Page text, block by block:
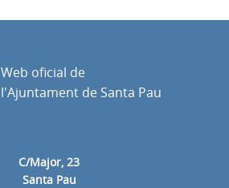
C/Major, 23
Santa Pau
Web oficial de
l'Ajuntament de Santa Pau